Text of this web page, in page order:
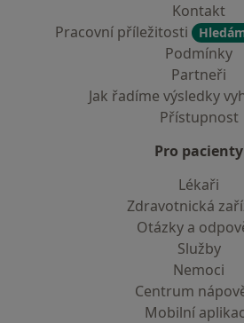
Kontakt
Pracovní příležitosti
Podmínky
Partneři
Jak řadíme výsledky
Přístupnost
Pro pacienty
Lékaři
Zdravotnická
Otázky a
Služby
Nemoci
Centrum
Mobilní